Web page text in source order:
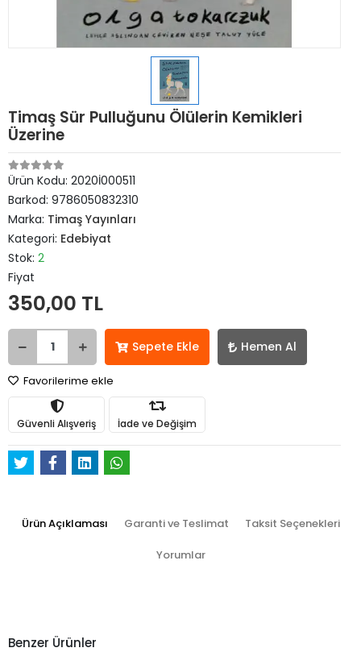
Timaş Sür Pulluğunu Ölülerin Kemikleri
Üzerine
Ürün Kodu: 2020İ000511
Barkod: 9786050832310
Marka: Timaş Yayınları
Kategori: Edebiyat
Stok: 2
Fiyat
350,00 TL
Sepete Ekle Hemen Al
Favorilerime ekle
Güvenli Alışveriş İade ve Değişim
Ürün Açıklaması Garanti ve Teslimat Taksit Seçenekleri
Yorumlar
Benzer Ürünler